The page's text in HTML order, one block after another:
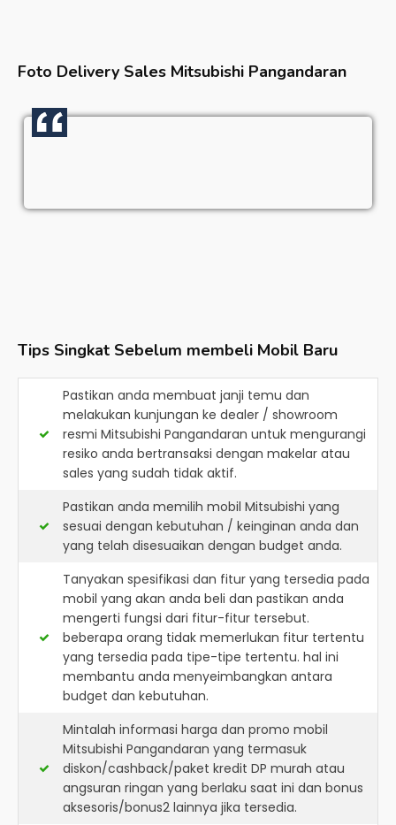
Foto Delivery Sales Mitsubishi Pangandaran
Tips Singkat Sebelum membeli Mobil Baru
Pastikan anda membuat janji temu dan
melakukan kunjungan ke dealer / showroom
resmi Mitsubishi Pangandaran untuk mengurangi
resiko anda bertransaksi dengan makelar atau
sales yang sudah tidak aktif.
Pastikan anda memilih mobil Mitsubishi yang
sesuai dengan kebutuhan / keinginan anda dan
yang telah disesuaikan dengan budget anda.
Tanyakan spesifikasi dan fitur yang tersedia pada
mobil yang akan anda beli dan pastikan anda
mengerti fungsi dari fitur-fitur tersebut.
beberapa orang tidak memerlukan fitur tertentu
yang tersedia pada tipe-tipe tertentu. hal ini
membantu anda menyeimbangkan antara
budget dan kebutuhan.
Mintalah informasi harga dan promo mobil
Mitsubishi Pangandaran yang termasuk
diskon/cashback/paket kredit DP murah atau
angsuran ringan yang berlaku saat ini dan bonus
aksesoris/bonus2 lainnya jika tersedia.